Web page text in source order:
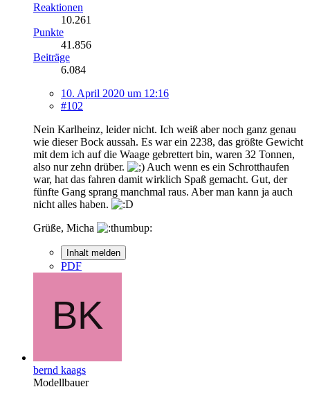
Reaktionen
10.261
Punkte
41.856
Beiträge
6.084
10. April 2020 um 12:16
#102
Nein Karlheinz, leider nicht. Ich weiß aber noch ganz genau
wie dieser Bock aussah. Es war ein 2238, das größte Gewicht
mit dem ich auf die Waage gebrettert bin, waren 32 Tonnen,
also nur zehn drüber.
Auch wenn es ein Schrotthaufen
war, hat das fahren damit wirklich Spaß gemacht. Gut, der
fünfte Gang sprang manchmal raus. Aber man kann ja auch
nicht alles haben.
Grüße, Micha
Inhalt melden
PDF
bernd kaags
Modellbauer